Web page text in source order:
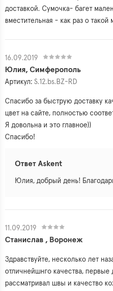
доставкой. Сумочка- багет
вместительная - как раз о
16.09.2019
Юлия, Симферополь
Артикул: S.12.bs.BZ-RD
Спасибо за быструю доставку
цвет на сайте, полностью
Я довольна и это главное))
Спасибо!
Ответ Askent
Юлия, добрый день!
11.09.2019
Станислав , Воронеж
Здравствуйте, несколько лет
отличнейшнго качества, первые
рассматривал швы и качество